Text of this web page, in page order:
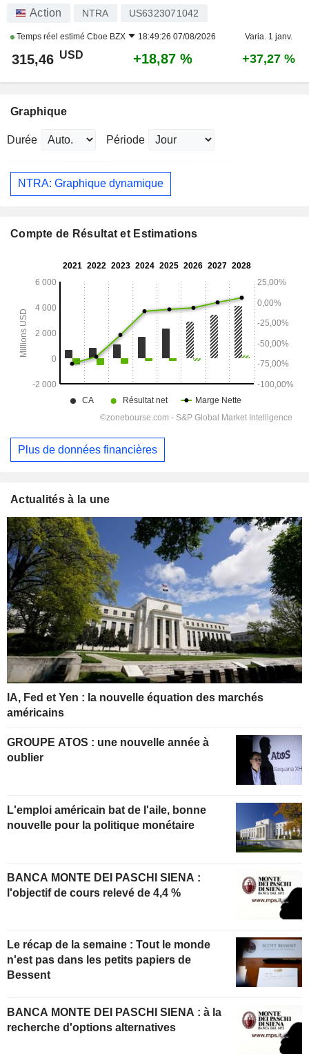
Action NTRA US6323071042
Temps réel estimé Cboe BZX 18:49:26 07/08/2026 Varia. 1 janv.
315,46 USD +18,87 % +37,27 %
Graphique
Durée Période
NTRA: Graphique dynamique
Compte de Résultat et Estimations
Plus de données financières
Actualités à la une
IA, Fed et Yen : la nouvelle équation des marchés
américains
GROUPE ATOS : une nouvelle année à
oublier
L'emploi américain bat de l'aile, bonne
nouvelle pour la politique monétaire
BANCA MONTE DEI PASCHI SIENA :
l'objectif de cours relevé de 4,4 %
Le récap de la semaine : Tout le monde
n'est pas dans les petits papiers de
Bessent
BANCA MONTE DEI PASCHI SIENA : à la
recherche d'options alternatives